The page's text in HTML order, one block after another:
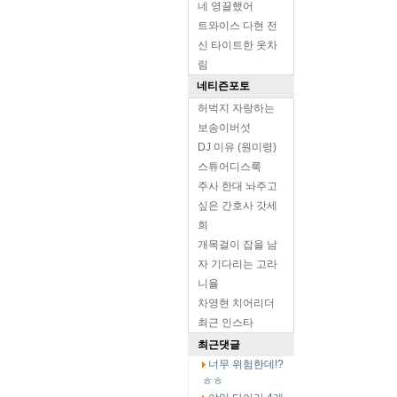
네 영끌했어
트와이스 다현 전
신 타이트한 옷차
림
네티즌포토
허벅지 자랑하는
보송이버섯
DJ 미유 (원미령)
스튜어디스룩
주사 한대 놔주고
싶은 간호사 갓세
희
개목걸이 잡을 남
자 기다리는 고라
니율
차영현 치어리더
최근 인스타
최근댓글
너무 위험한데!?
ㅎㅎ